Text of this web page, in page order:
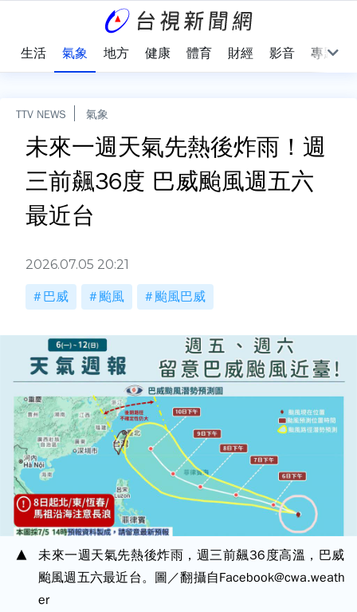
生活 氣象 地方 健康 體育 財經 影音 專題
TTV NEWS 氣象
未來一週天氣先熱後炸雨！週
三前飆36度 巴威颱風週五六
最近台
2026.07.05 20:21
巴威 颱風 颱風巴威
未來一週天氣先熱後炸雨，週三前飆36度高溫，巴威
颱風週五六最近台。圖／翻攝自Facebook@cwa.weath
er